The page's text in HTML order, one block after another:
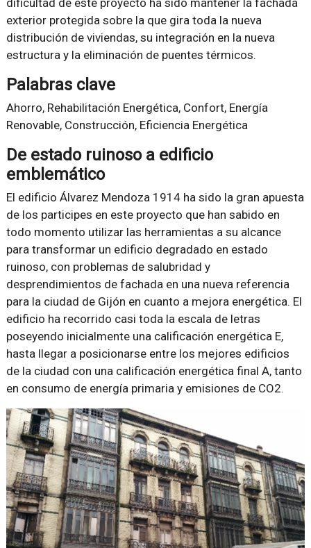
dificultad de este proyecto ha sido mantener la fachada
exterior protegida sobre la que gira toda la nueva
distribución de viviendas, su integración en la nueva
estructura y la eliminación de puentes térmicos.
Palabras clave
Ahorro, Rehabilitación Energética, Confort, Energía
Renovable, Construcción, Eficiencia Energética
De estado ruinoso a edificio
emblemático
El edificio Álvarez Mendoza 1914 ha sido la gran apuesta
de los participes en este proyecto que han sabido en
todo momento utilizar las herramientas a su alcance
para transformar un edificio degradado en estado
ruinoso, con problemas de salubridad y
desprendimientos de fachada en una nueva referencia
para la ciudad de Gijón en cuanto a mejora energética. El
edificio ha recorrido casi toda la escala de letras
poseyendo inicialmente una calificación energética E,
hasta llegar a posicionarse entre los mejores edificios
de la ciudad con una calificación energética final A, tanto
en consumo de energía primaria y emisiones de CO2.